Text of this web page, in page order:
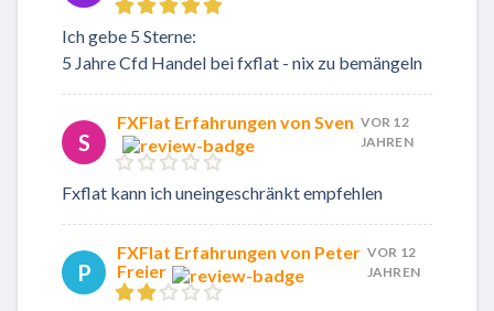
Ich gebe 5 Sterne:
5 Jahre Cfd Handel bei fxflat - nix zu bemängeln
S
FXFlat Erfahrungen von Sven VOR 12
JAHREN
Fxflat kann ich uneingeschränkt empfehlen
P
FXFlat Erfahrungen von Peter
Freier
VOR 12
JAHREN